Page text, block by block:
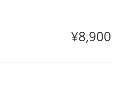
¥8,900